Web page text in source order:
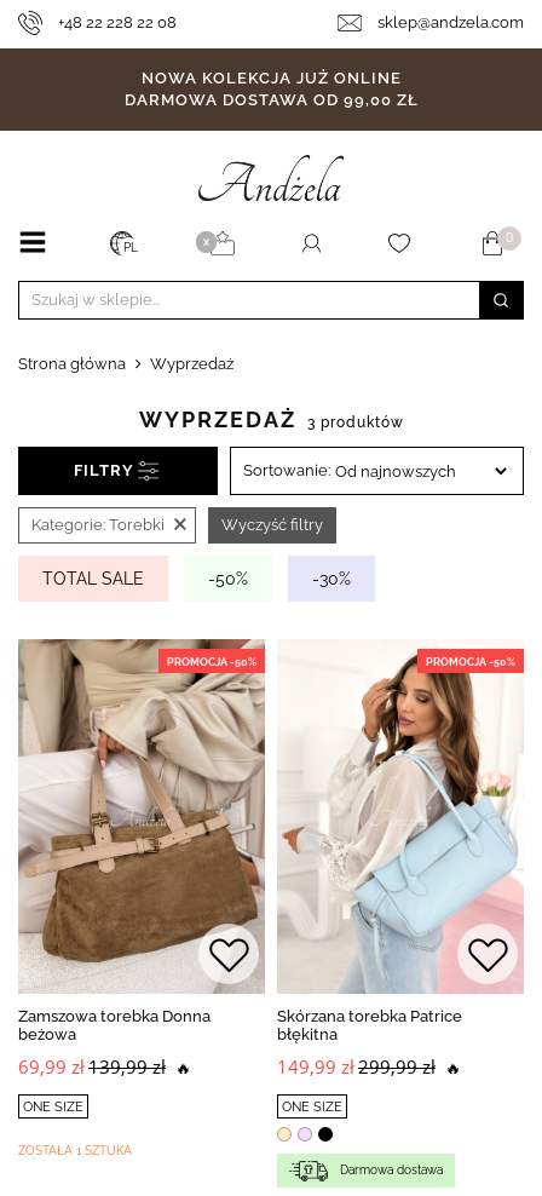
+48 22 228 22 08 sklep@andzela.com
NOWA KOLEKCJA JUŻ ONLINE
DARMOWA DOSTAWA OD 99,00 ZŁ
PL X 0
Strona główna Wyprzedaż
WYPRZEDAŻ 3 produktów
FILTRY Sortowanie:
Kategorie: Torebki × Wyczyść filtry
TOTAL SALE -50% -30%
PROMOCJA -50%
Zamszowa torebka Donna
beżowa
69,99 zł139,99 zł 🔥
ONE SIZE
ZOSTAŁA 1 SZTUKA
PROMOCJA -50%
Skórzana torebka Patrice
błękitna
149,99 zł299,99 zł 🔥
ONE SIZE
Darmowa dostawa